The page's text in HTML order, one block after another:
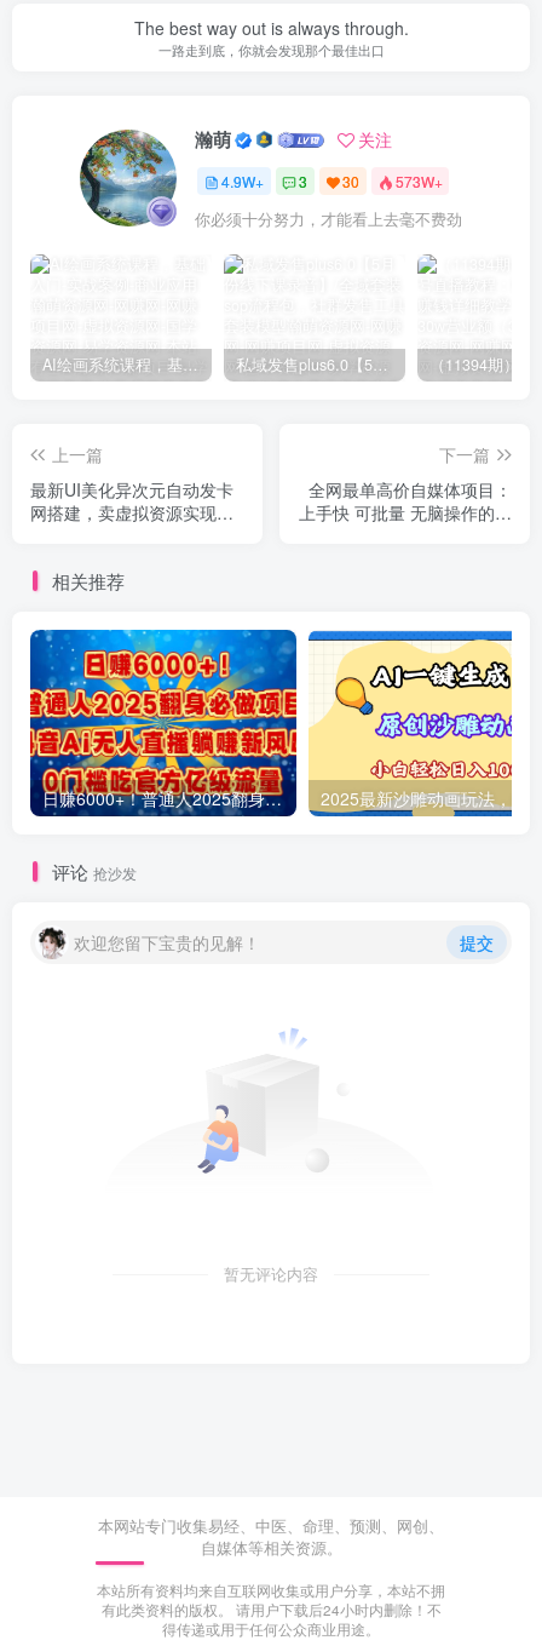
The best way out is always through.
一路走到底，你就会发现那个最佳出口
瀚萌 关注
4.9W+ 3 30 573W+
你必须十分努力，才能看上去毫不费劲
AI绘画系统课程，基础入门-实战案例-商业应用 私域发售plus6.0【5月份线下课录音】/全域套装sop流程包，社群发售工具套装模型
上一篇
最新UI美化异次元自动发卡
网搭建，卖虚拟资源实现被
下一篇
全网最单高价自媒体项目：
上手快 可批量 无脑操作的课
相关推荐
日赚6000+！普通人2025翻身必做项目，抖音Ai无人直播躺赚新风口，0门槛吃官方亿级流量
评论 抢沙发
欢迎您留下宝贵的见解！ 提交
暂无评论内容
本网站专门收集易经、中医、命理、预测、网创、
自媒体等相关资源。
本站所有资料均来自互联网收集或用户分享，本站不拥
有此类资料的版权。 请用户下载后24小时内删除！不
得传递或用于任何公众商业用途。